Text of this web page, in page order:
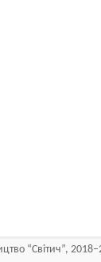
“Світич”,